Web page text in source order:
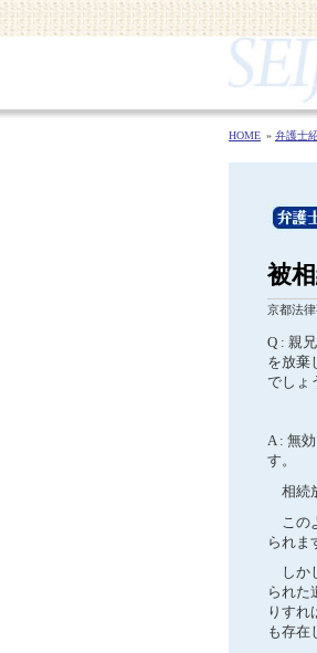
HOME 弁護士
被
京都法
Q : 親
を放棄
でしょ
A : 無
す。
相続
この
られま
しか
られた
りすれ
も存在